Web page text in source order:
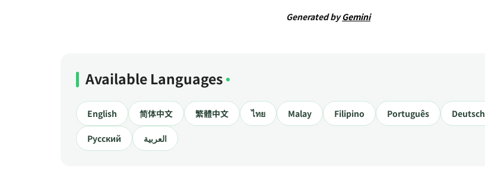
Generated byGemini
Available Languages
English 简体中文 繁體中文 ไทย Malay Filipino Português Deutsch
Русский العربية